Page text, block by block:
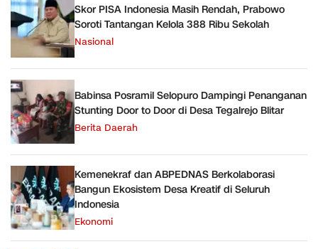
Skor PISA Indonesia Masih Rendah, Prabowo
Soroti Tantangan Kelola 388 Ribu Sekolah
Nasional
Babinsa Posramil Selopuro Dampingi Penanganan
Stunting Door to Door di Desa Tegalrejo Blitar
Berita Daerah
Kemenekraf dan ABPEDNAS Berkolaborasi
Bangun Ekosistem Desa Kreatif di Seluruh
Indonesia
Ekonomi